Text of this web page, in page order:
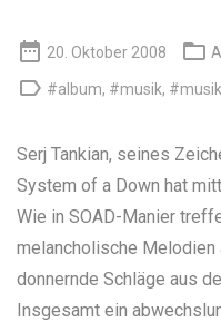
 20. Oktober 2008 
 #album, #musik,
Serj Tankian, seines
System of a Down hat
Wie in SOAD-Manier
melancholische Melodien
donnernde Schläge aus
Insgesamt ein